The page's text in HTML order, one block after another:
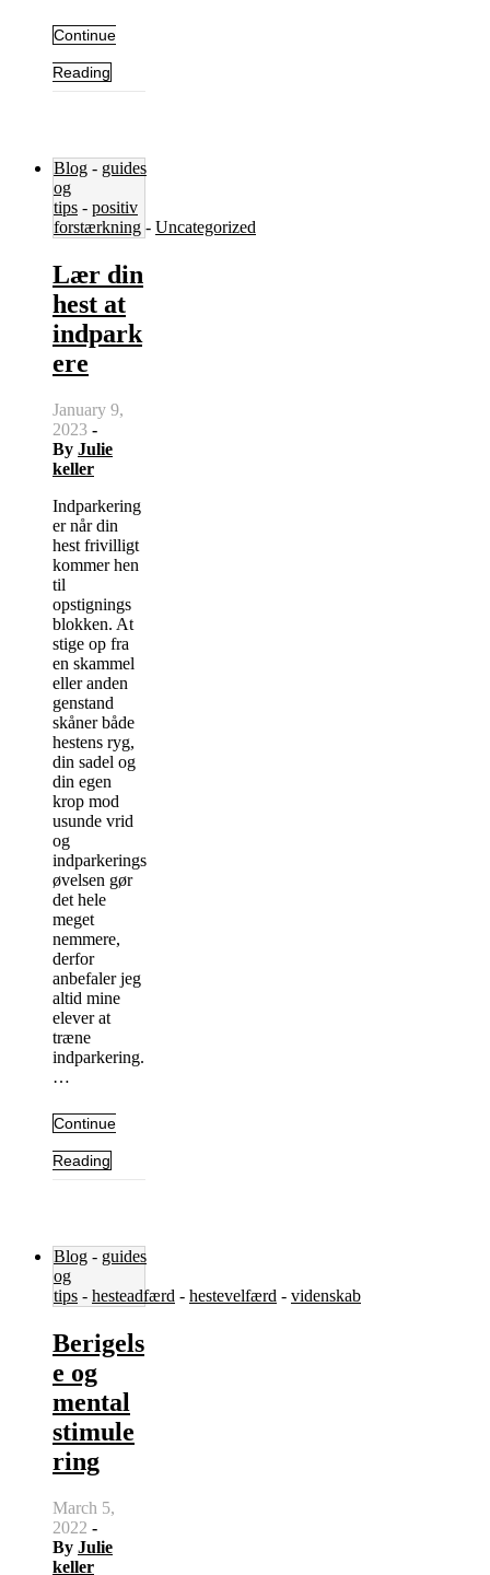
Continue
Reading
Blog - guides
og
tips - positiv
forstærkning - Uncategorized
Lær din
hest at
indpark
ere
January 9,
2023 -
By Julie
keller
Indparkering
er når din
hest frivilligt
kommer hen
til
opstignings
blokken. At
stige op fra
en skammel
eller anden
genstand
skåner både
hestens ryg,
din sadel og
din egen
krop mod
usunde vrid
og
indparkerings
øvelsen gør
det hele
meget
nemmere,
derfor
anbefaler jeg
altid mine
elever at
træne
indparkering.
…
Continue
Reading
Blog - guides
og
tips - hesteadfærd - hestevelfærd - videnskab
Berigels
e og
mental
stimule
ring
March 5,
2022 -
By Julie
keller